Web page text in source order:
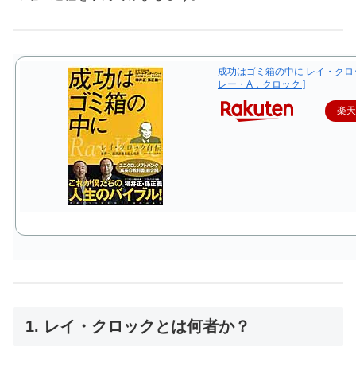
成功はゴミ箱の中に レイ・クロ
レー・A．クロック ]
楽
1. レイ・クロックとは何者か？